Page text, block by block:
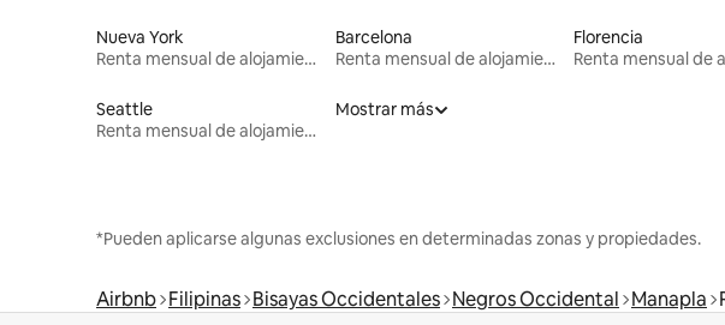
Nueva York
Renta mensual de alojamientos
Barcelona
Renta mensual de alojamientos
Florencia
Seattle
Renta mensual de alojamientos
Mostrar más
*Pueden aplicarse algunas exclusiones en determinadas zonas y propiedades.
Airbnb Filipinas Bisayas Occidentales Negros Occidental Manapla